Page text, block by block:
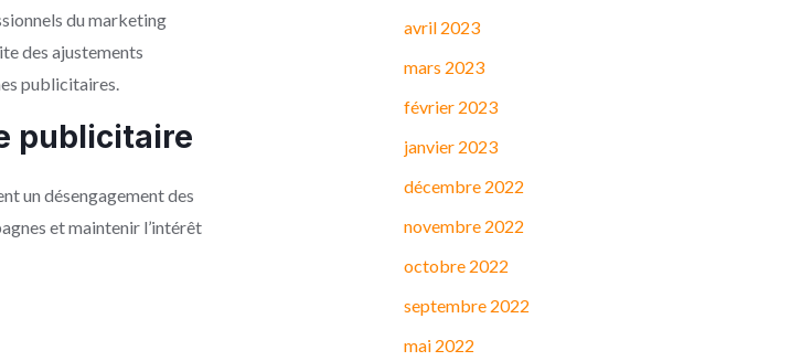
du marketing
des ajustements
publicitaires.
publicitaire
un désengagement des
et maintenir l’intérêt
avril 2023
mars 2023
février 2023
janvier 2023
décembre 2022
novembre 2022
octobre 2022
septembre 2022
mai 2022